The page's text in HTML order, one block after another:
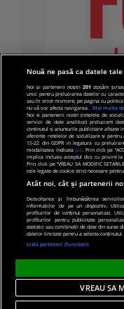
© 2019 PRO TV
de confidentialitate
Nouă ne pasă ca datele
Noi și partenerii noștri201 stocăm și/
unici pentru prelucrarea datelor cu
sau în orice moment, pe pagina cu
nu vă vor afecta navigarea.
Mai multe
Noi si partenerii nostri (retelele de
servicii de date analitice) prelucram
continutul si anunturile publicitare afisate
aferente retelelor de socializare si
15-22 din GDPR in legatura cu
modalitatea indicata aici. Prin click pe
implica inclusiv acceptul dvs. cu privire
Prin click pe “VREAU SA MODIFIC
cele legate de cookie strict necesare
Atât noi, cât și partenerii
Dezvoltarea și îmbunătățirea
informațiilor de pe un dispozitiv.
profilurilor de conținut personalizat.
profilurilor pentru publicitate
statistici sau combinații de date din surse
datelor limitate pentru a selecta
Listă parteneri (furnizori)
VREAU SA